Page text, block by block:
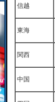
信越
東海
関西
中国